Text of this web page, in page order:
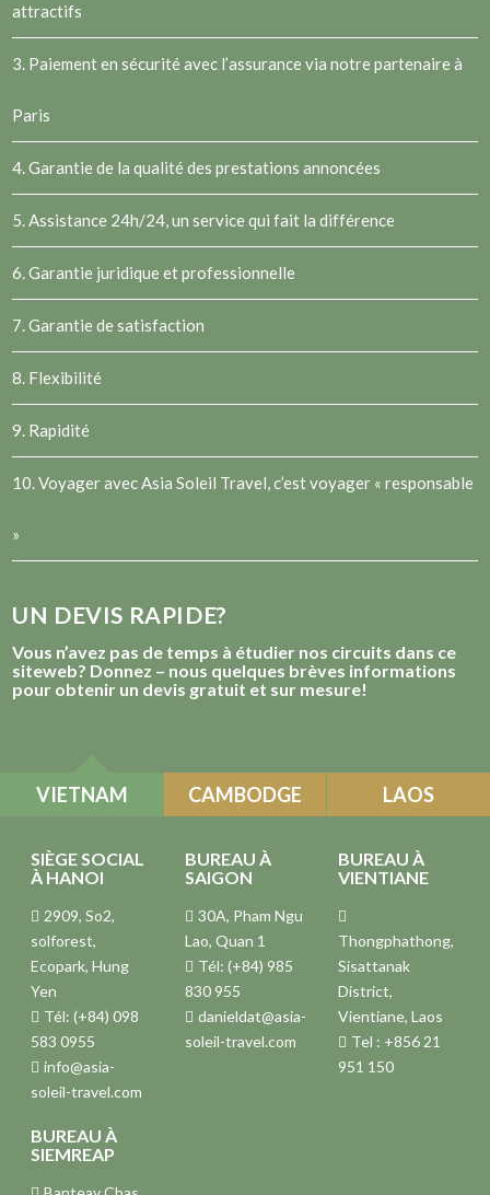
attractifs
3. Paiement en sécurité avec l’assurance via notre partenaire à
Paris
4. Garantie de la qualité des prestations annoncées
5. Assistance 24h/24, un service qui fait la différence
6. Garantie juridique et professionnelle
7. Garantie de satisfaction
8. Flexibilité
9. Rapidité
10. Voyager avec Asia Soleil Travel, c’est voyager « responsable
»
UN DEVIS RAPIDE?
Vous n’avez pas de temps à étudier nos circuits dans ce
siteweb? Donnez – nous quelques brèves informations
pour obtenir un devis gratuit et sur mesure!
VIETNAM CAMBODGE LAOS
SIÈGE SOCIAL
À HANOI
2909, So2,
solforest,
Ecopark, Hung
Yen
Tél: (+84) 098
583 0955
info@asia-
soleil-travel.com
BUREAU À
SAIGON
30A, Pham Ngu
Lao, Quan 1
Tél: (+84) 985
830 955
danieldat@asia-
soleil-travel.com
BUREAU À
VIENTIANE
Thongphathong,
Sisattanak
District,
Vientiane, Laos
Tel : +856 21
951 150
BUREAU À
SIEMREAP